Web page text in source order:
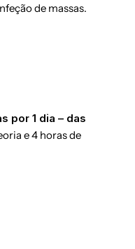
de massas.
por 1 dia – das
e 4 horas de